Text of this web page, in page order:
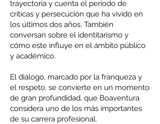
trayectoria y cuenta el periodo de
críticas y persecución que ha vivido en
los últimos dos años. También
conversan sobre el identitarismo y
cómo este influye en el ámbito público
y académico.
El diálogo, marcado por la franqueza y
el respeto, se convierte en un momento
de gran profundidad, que Boaventura
considera uno de los más importantes
de su carrera profesional.